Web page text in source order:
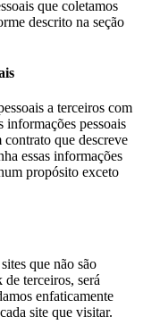
que coletamos
descrito na seção
a terceiros com
pessoais
que descreve
essas informações
propósito exceto
que não são
terceiros, será
enfaticamente
site que visitar.